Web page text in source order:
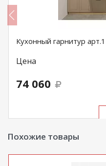
Кухонный гарнитур
Цена
74 060
Похожие товары